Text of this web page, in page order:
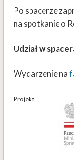
Po spacerze
na spotkanie o
Udział w
Wydarzenie na
Projekt